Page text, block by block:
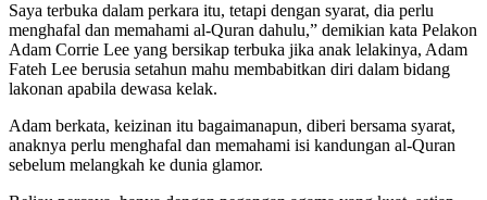
Saya terbuka dalam perkara itu, tetapi dengan syarat, dia perlu
menghafal dan memahami al-Quran dahulu,” demikian kata Pelakon
Adam Corrie Lee yang bersikap terbuka jika anak lelakinya, Adam
Fateh Lee berusia setahun mahu membabitkan diri dalam bidang
lakonan apabila dewasa kelak.
Adam berkata, keizinan itu bagaimanapun, diberi bersama syarat,
anaknya perlu menghafal dan memahami isi kandungan al-Quran
sebelum melangkah ke dunia glamor.